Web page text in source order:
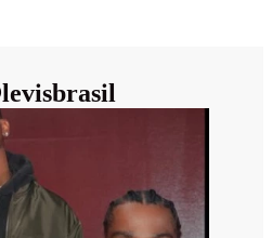
levisbrasil